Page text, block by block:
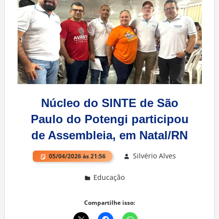
Núcleo do SINTE de São
Paulo do Potengi participou
de Assembleia, em Natal/RN
05/04/2026 às 21:56 Silvério Alves
Educação
Compartilhe isso: